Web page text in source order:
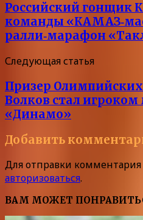
Российский гонщик
команды
ралли‑марафон
Следующая статья
Призер
Волков стал игроком
«Динамо»
Добавить
Для отправки
авторизоваться.
ВАМ МОЖЕТ